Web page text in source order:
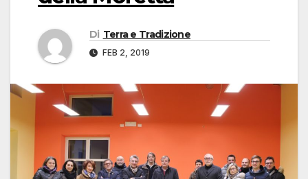
Di Terra e Tradizione
FEB 2, 2019